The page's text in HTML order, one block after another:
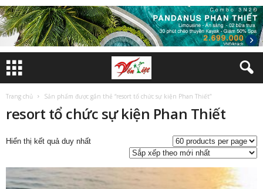
Trang chủ Sản phẩm được gắn thẻ “resort tổ chức sự kiện Phan Thiết”
resort tổ chức sự kiện Phan Thiết
Hiển thị kết quả duy nhất